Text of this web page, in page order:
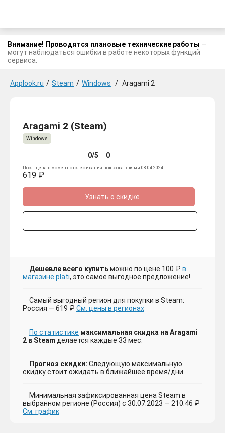
Внимание! Проводятся плановые технические работы —
могут наблюдаться ошибки в работе некоторых функций
сервиса.
Applook.ru / Steam / Windows / Aragami 2
Aragami 2 (Steam)
Windows
0/5 0
Посл. цена в момент отслеживания пользователями 08.04.2024
619 ₽
Узнать о скидке
Дешевле всего купитьможно по цене 100 ₽ в
магазине plati, это самое выгодное предложение!
Самый выгодный регион для покупки в Steam:
Россия — 619 ₽ См. цены в регионах
По статистике максимальная скидка на Aragami
2 в Steam делается каждые 33 мес.
Прогноз скидки: Следующую максимальную
скидку стоит ожидать в ближайшее время/дни.
Минимальная зафиксированная цена Steam в
выбранном регионе (Россия) с 30.07.2023 — 210.46 ₽
См. график